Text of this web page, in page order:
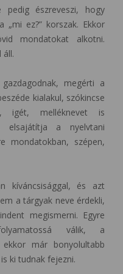
észreveszi, hogy
ez?” korszak. Ekkor
mondatokat alkotni.
áll.
megérti a
kialakul, szókincse
igét, melléknevet is
elsajátítja a nyelvtani
mondatokban, szépen,
kíváncsisággal, és azt
a tárgyak neve érdekli,
megismerni. Egyre
válik, a
már bonyolultabb
ki tudnak fejezni.